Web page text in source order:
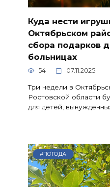
Куда нести
Октябрьском
сбора подарков
больницах
54 07.11.2025
Три недели в
Ростовской области
для детей,
#ПОГОДА